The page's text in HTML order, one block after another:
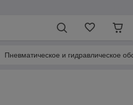
Пневматическое и гидравлическое